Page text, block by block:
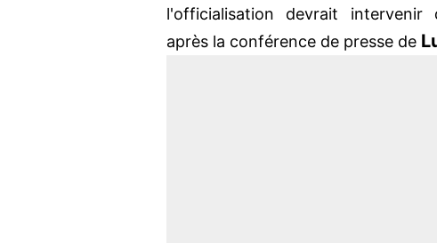
l'officialisation devrait intervenir
après la conférence de presse de